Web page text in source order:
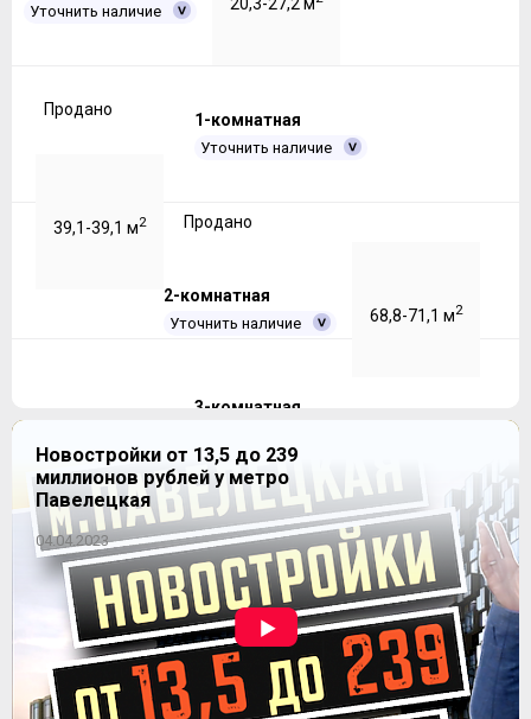
Уточнить наличие
Продано
1-комнатная
Уточнить наличие
39,1-39,1 м2 Продано
2-комнатная
Уточнить наличие 68,8-71,1 м2
3-комнатная
73,6-73,6 м2 Продано
4-комнатная
Уточнить наличие 105,8-105,8 м2
Продано
ЖК "Жемчужина Зеленограда"
Новостройки от 13,5 до 239
миллионов рублей у метро
Павелецкая
04.04.2023